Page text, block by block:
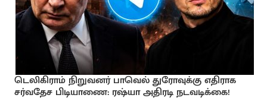
டெலிகிராம் நிறுவனர் பாவெல் துரோவுக்கு எதிராக
சர்வதேச பிடியாணை: ரஷ்யா அதிரடி நடவடிக்கை!